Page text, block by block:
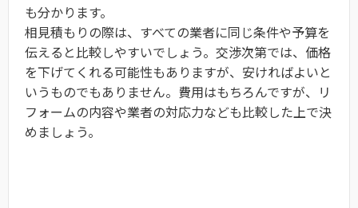
も分かります。
相見積もりの際は、すべての業者に同じ条件や予算を
伝えると比較しやすいでしょう。交渉次第では、価格
を下げてくれる可能性もありますが、安ければよいと
いうものでもありません。費用はもちろんですが、リ
フォームの内容や業者の対応力なども比較した上で決
めましょう。